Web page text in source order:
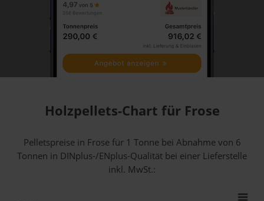
Holzpellets-Chart für Frose
Pelletspreise in Frose für 1 Tonne bei Abnahmevon 6
Tonnen in DINplus-/ENplus-Qualität bei einer Lieferstelle
inkl. MwSt.: